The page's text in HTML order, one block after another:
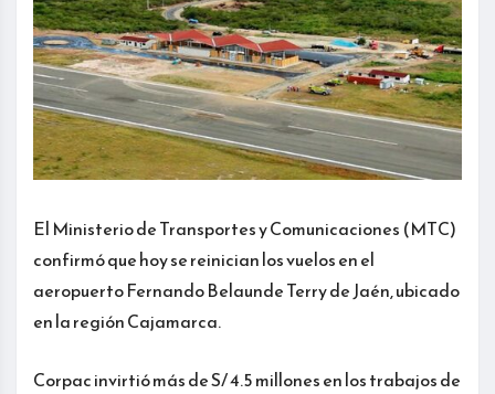
El Ministerio de Transportes y Comunicaciones (MTC)
confirmó que hoy se reinician los vuelos en el
aeropuerto Fernando Belaunde Terry de Jaén, ubicado
en la región Cajamarca.
Corpac invirtió más de S/ 4.5 millones en los trabajos de